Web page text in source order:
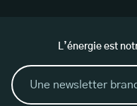
L’énergie est